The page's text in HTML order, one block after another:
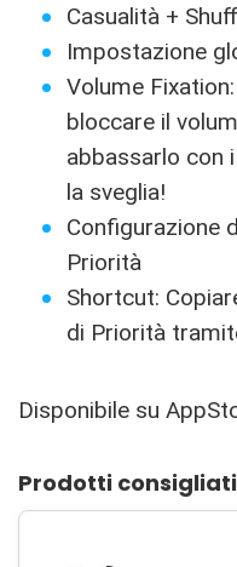
Casualità +
Impostazione
Volume
bloccare il
abbassarlo con
la sveglia!
Configurazione
Priorità
Shortcut:
di Priorità
Disponibile su
Prodotti consigliati